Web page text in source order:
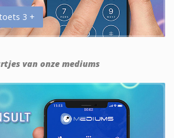
3 +
van onze mediums